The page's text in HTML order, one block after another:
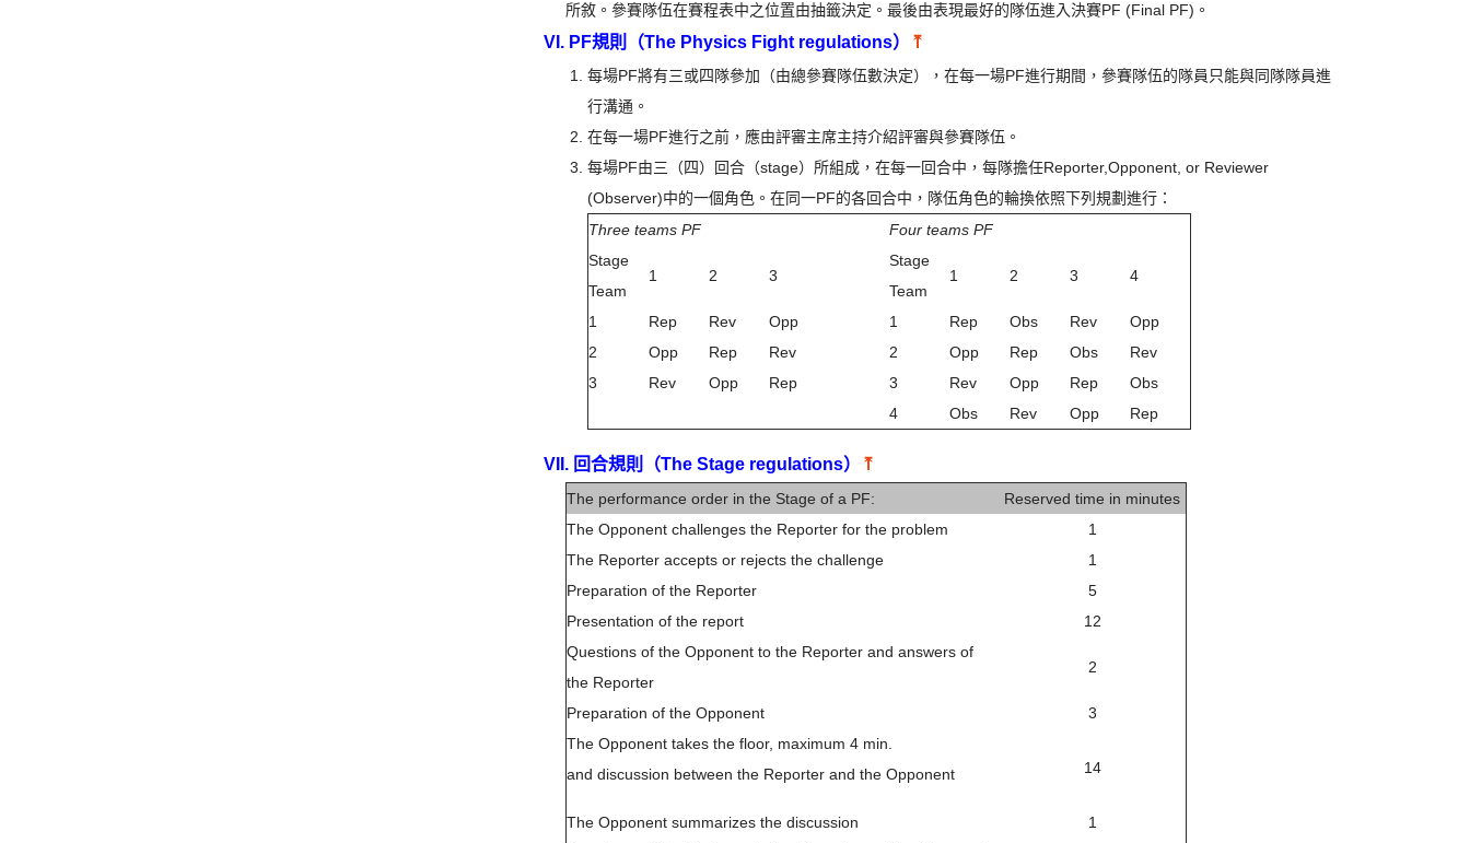
所敘。參賽隊伍在賽程表中之位置由抽籤決定。最後由表現最好的隊伍進入決賽PF (Final PF)。
VI. PF規則（The Physics Fight regulations） ⤒
每場PF將有三或四隊參加（由總參賽隊伍數決定），在每一場PF進行期間，參賽隊伍的隊員只能與同隊隊員進
行溝通。
在每一場PF進行之前，應由評審主席主持介紹評審與參賽隊伍。
每場PF由三（四）回合（stage）所組成，在每一回合中，每隊擔任Reporter,Opponent, or Reviewer
(Observer)中的一個角色。在同一PF的各回合中，隊伍角色的輪換依照下列規劃進行：
Three teams PF
Four teams PF
Stage
Team
1 2 3
Stage
Team
1 2 3 4
1 Rep Rev Opp 1 Rep Obs Rev
Opp
2
Opp Rep Rev 2 Opp Rep Obs
Rev
3
Rev Opp Rep 3 Rev Opp Rep
Obs
4
Obs Rev Opp Rep
VII. 回合規則（The Stage regulations） ⤒
The performance order in the Stage of a PF:
Reserved time in minutes
The Opponent challenges the Reporter for the problem
1
The Reporter accepts or rejects the challenge
1
Preparation of the Reporter
5
Presentation of the report
12
Questions of the Opponent to the Reporter and answers of
the Reporter
2
Preparation of the Opponent
3
The Opponent takes the floor, maximum 4 min.
and discussion between the Reporter and the Opponent
14
The Opponent summarizes the discussion
1